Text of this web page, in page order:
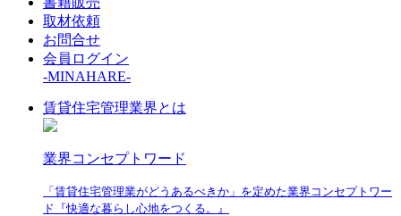
取材依頼
お問合せ
会員ログイン
-MINAHARE-
賃貸住宅管理業界とは
業界コンセプトワード
「賃貸住宅管理業がどうあるべきか」を定めた業界コンセプトワー
ド『快適な暮らし心地をつくる。』